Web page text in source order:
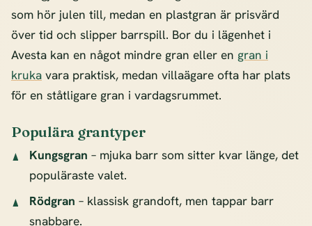
som hör julen till, medan en plastgran är prisvärd
över tid och slipper barrspill. Bor du i lägenhet i
Avesta kan en något mindre gran eller en gran i
kruka vara praktisk, medan villaägare ofta har plats
för en ståtligare gran i vardagsrummet.
Populära grantyper
Kungsgran – mjuka barr som sitter kvar länge, det
populäraste valet.
Rödgran – klassisk grandoft, men tappar barr
snabbare.